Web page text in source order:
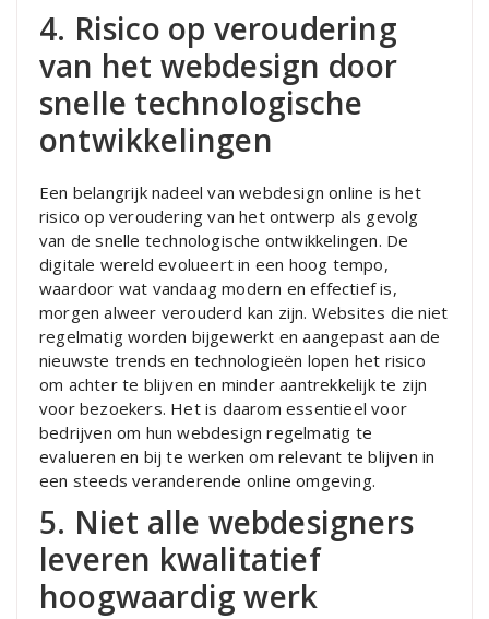
4. Risico op veroudering
van het webdesign door
snelle technologische
ontwikkelingen
Een belangrijk nadeel van webdesign online is het
risico op veroudering van het ontwerp als gevolg
van de snelle technologische ontwikkelingen. De
digitale wereld evolueert in een hoog tempo,
waardoor wat vandaag modern en effectief is,
morgen alweer verouderd kan zijn. Websites die niet
regelmatig worden bijgewerkt en aangepast aan de
nieuwste trends en technologieën lopen het risico
om achter te blijven en minder aantrekkelijk te zijn
voor bezoekers. Het is daarom essentieel voor
bedrijven om hun webdesign regelmatig te
evalueren en bij te werken om relevant te blijven in
een steeds veranderende online omgeving.
5. Niet alle webdesigners
leveren kwalitatief
hoogwaardig werk